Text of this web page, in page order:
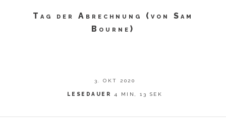
Tag der Abrechnung (von Sam
Bourne)
3. OKT 2020
LESEDAUER 4 MIN, 13 SEK